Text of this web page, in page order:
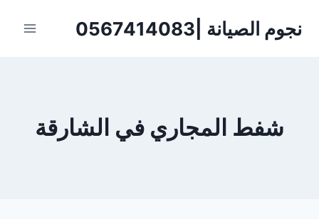
نجوم الصيانة |0567414083
شفط المجاري في الشارقة